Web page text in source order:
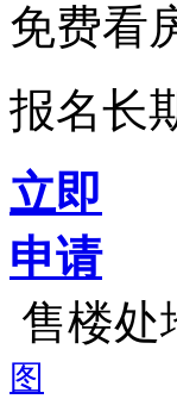
免费看
报名长
立即
申请
售楼处
图